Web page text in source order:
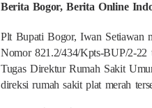
Berita Bogor, Berita Online
Plt Bupati Bogor, Iwan Setiawan
Nomor 821.2/434/Kpts-BUP/2-22
Tugas Direktur Rumah Sakit
direksi rumah sakit plat merah